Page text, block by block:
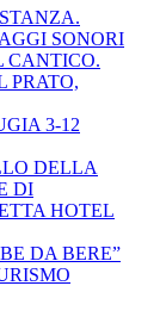
SONORI
CANTICO.
PRATO,
3-12
DELLA
DI
HOTEL
DA BERE”